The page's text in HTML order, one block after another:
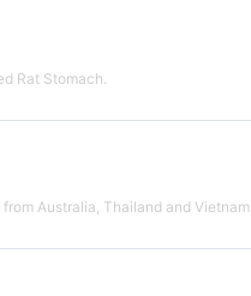
Rat Stomach.
Australia, Thailand and Vietnam.